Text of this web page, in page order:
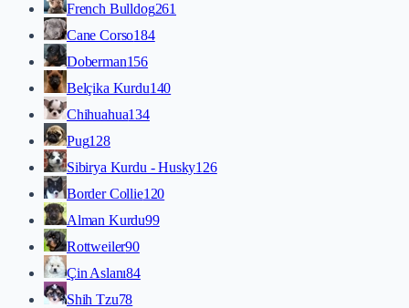
French Bulldog261
Cane Corso184
Doberman156
Belçika Kurdu140
Chihuahua134
Pug128
Sibirya Kurdu - Husky126
Border Collie120
Alman Kurdu99
Rottweiler90
Çin Aslanı84
Shih Tzu78